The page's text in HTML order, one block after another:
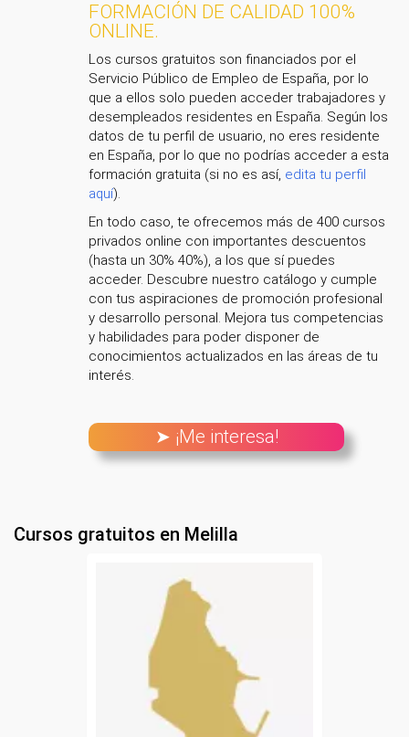
FORMACIÓN DE CALIDAD 100%
ONLINE.
Los cursos gratuitos son financiados por el
Servicio Público de Empleo de España, por lo
que a ellos solo pueden acceder trabajadores y
desempleados residentes en España. Según los
datos de tu perfil de usuario, no eres residente
en España, por lo que no podrías acceder a esta
formación gratuita (si no es así, edita tu perfil
aquí).
En todo caso, te ofrecemos más de 400 cursos
privados online con importantes descuentos
(hasta un 30% 40%), a los que sí puedes
acceder. Descubre nuestro catálogo y cumple
con tus aspiraciones de promoción profesional
y desarrollo personal. Mejora tus competencias
y habilidades para poder disponer de
conocimientos actualizados en las áreas de tu
interés.
➤ ¡Me interesa!
Cursos gratuitos en Melilla